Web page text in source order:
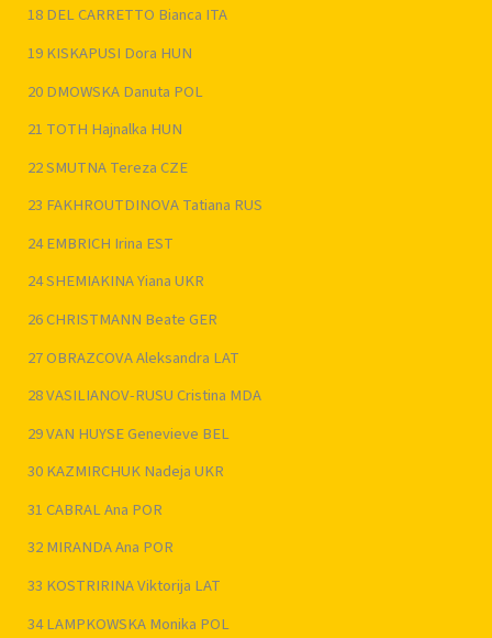
18 DEL CARRETTO Bianca ITA
19 KISKAPUSI Dora HUN
20 DMOWSKA Danuta POL
21 TOTH Hajnalka HUN
22 SMUTNA Tereza CZE
23 FAKHROUTDINOVA Tatiana RUS
24 EMBRICH Irina EST
24 SHEMIAKINA Yiana UKR
26 CHRISTMANN Beate GER
27 OBRAZCOVA Aleksandra LAT
28 VASILIANOV-RUSU Cristina MDA
29 VAN HUYSE Genevieve BEL
30 KAZMIRCHUK Nadeja UKR
31 CABRAL Ana POR
32 MIRANDA Ana POR
33 KOSTRIRINA Viktorija LAT
34 LAMPKOWSKA Monika POL